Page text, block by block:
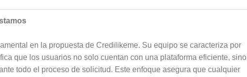
en la propuesta de Credilikeme. Su equipo se caracteriza por
que los usuarios no solo cuentan con una plataforma eficiente, sino
todo el proceso de solicitud. Este enfoque asegura que cualquier